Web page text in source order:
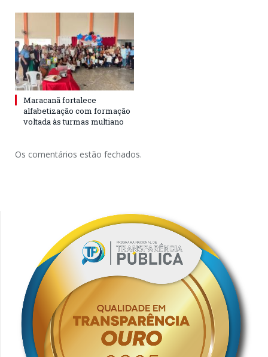
Maracanã fortalece
alfabetização com formação
voltada às turmas multiano
Os comentários estão fechados.